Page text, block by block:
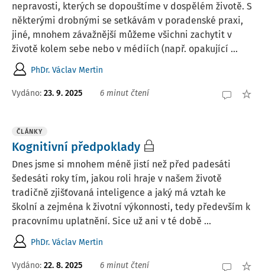
nepravosti, kterých se dopouštíme v dospělém životě. S
některými drobnými se setkávám v poradenské praxi,
jiné, mnohem závažnější můžeme všichni zachytit v
životě kolem sebe nebo v médiích (např. opakující ...
PhDr. Václav Mertin
Vydáno: 23. 9. 2025 6 minut čtení
ČLÁNKY
Kognitivní předpoklady
Dnes jsme si mnohem méně jistí než před padesáti
šedesáti roky tím, jakou roli hraje v našem životě
tradičně zjišťovaná inteligence a jaký má vztah ke
školní a zejména k životní výkonnosti, tedy především k
pracovnímu uplatnění. Sice už ani v té době ...
PhDr. Václav Mertin
Vydáno: 22. 8. 2025 6 minut čtení